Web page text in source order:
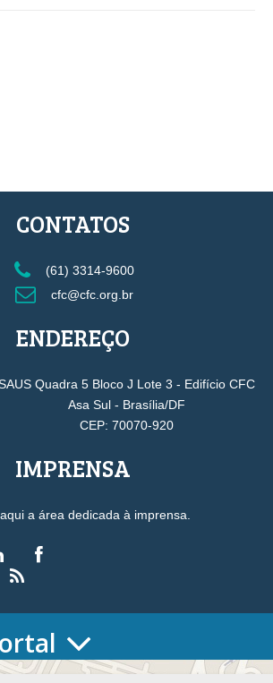
CONTATOS
(61) 3314-9600
cfc@cfc.org.br
ENDEREÇO
Quadra 5 Bloco J Lote 3 - Edifício CFC
Asa Sul - Brasília/DF
CEP: 70070-920
IMPRENSA
a área dedicada à imprensa.